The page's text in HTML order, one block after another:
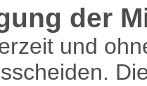
der
und